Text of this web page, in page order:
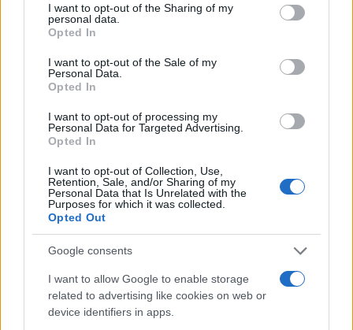
not limited to your visit or usage behaviour. You may click to
grant or deny consent to Google and its third-party tags to
use your data for below specified purposes in below Google
consent section.
I want to opt-out of the Sharing of my
personal data.
Opted In
I want to opt-out of the Sale of my
Personal Data.
Opted In
I want to opt-out of processing my
Personal Data for Targeted Advertising.
Opted In
I want to opt-out of Collection, Use,
Retention, Sale, and/or Sharing of my
Personal Data that Is Unrelated with the
Purposes for which it was collected.
Opted Out
Google consents
I want to allow Google to enable storage
related to advertising like cookies on web or
device identifiers in apps.
Ελέγχουμε καλά το σπίτι για να διαπιστώσουμε τυχόν
τις διορθώσει, πριν αρχίσουμε να κατοικούμε στο σπίτι.
διαπραγματεύσεις με τον ιδιοκτήτη για την ενοικίαση
του σπιτιού. Πρέπει να γνωρίζουμε:
διαμορφώνεται ελεύθερα και δεσμεύει και τις δύο
πλευρές.
Η μίσθωση κατοικίας ισχύει τουλάχιστον για τρία χρόνια
και αν ακόμα έχει συμφωνηθεί μικρότερος ή αόριστος
Αν ο συμβατικός χρόνος έχει καθοριστεί μικρότερος της
τριετίας και δεν υπάρχει συμφωνία αναπροσαρμογής
του μισθώματος για τον υπόλοιπο χρόνο, το